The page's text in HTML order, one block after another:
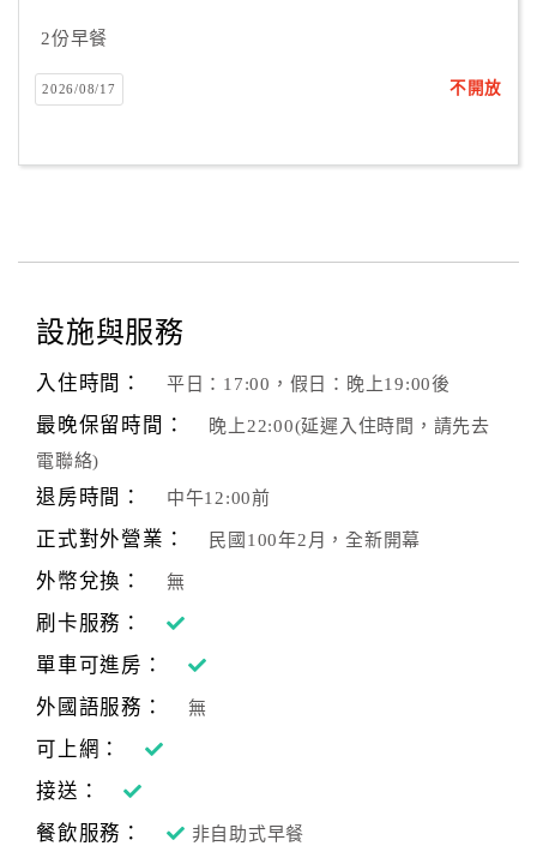
訂
房
Q&A
請
款
據
合
提
案
飯
合
作
2份早餐
2026/08/17 不開放
設施與服務
入住時間： 平日：17:00，假日：晚上19:00後
最晚保留時間：
晚上22:00(延遲入住時間，請先去
電聯絡)
退房時間： 中午12:00前
正式對外營業： 民國100年2月，全新開幕
外幣兌換： 無
刷卡服務：
單車可進房：
外國語服務：
無
可上網：
接送：
餐飲服務：
非自助式早餐